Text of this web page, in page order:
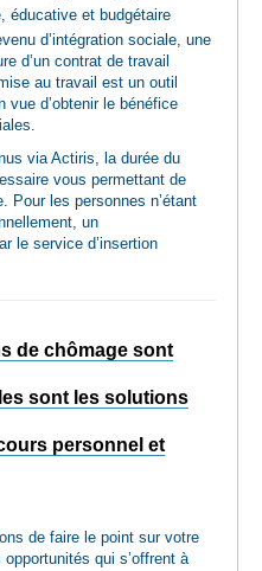
éducative et budgétaire
d’intégration sociale, une
d’un contrat de travail
au travail est un outil
vue d’obtenir le bénéfice
via Actiris, la durée du
vous permettant de
Pour les personnes n’étant
un
le service d’insertion
de chômage sont
sont les solutions
personnel et
de faire le point sur votre
qui s’offrent à